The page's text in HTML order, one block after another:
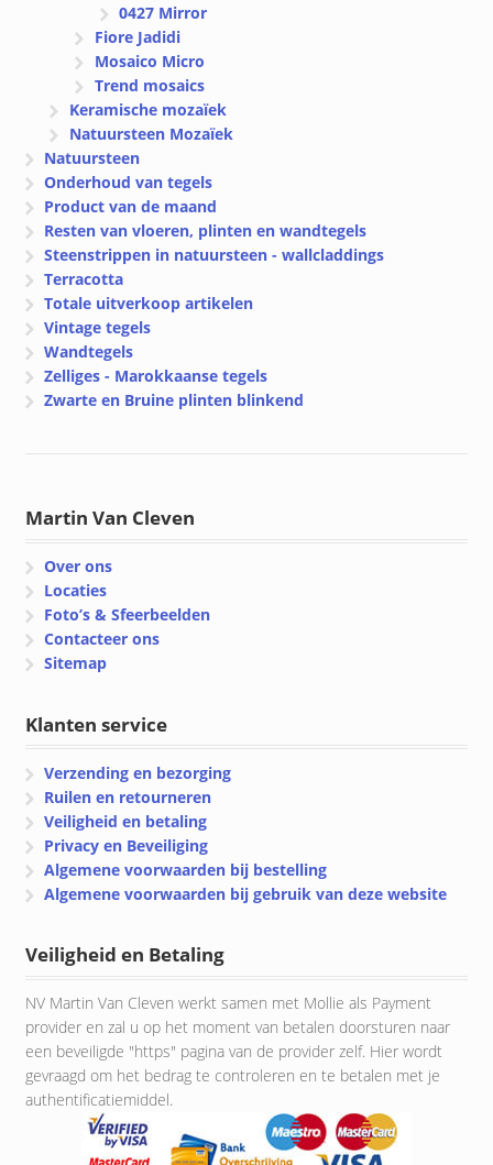
0427 Mirror
Fiore Jadidi
Mosaico Micro
Trend mosaics
Keramische mozaïek
Natuursteen Mozaïek
Natuursteen
Onderhoud van tegels
Product van de maand
Resten van vloeren, plinten en wandtegels
Steenstrippen in natuursteen - wallcladdings
Terracotta
Totale uitverkoop artikelen
Vintage tegels
Wandtegels
Zelliges - Marokkaanse tegels
Zwarte en Bruine plinten blinkend
Martin Van Cleven
Over ons
Locaties
Foto’s & Sfeerbeelden
Contacteer ons
Sitemap
Klanten service
Verzending en bezorging
Ruilen en retourneren
Veiligheid en betaling
Privacy en Beveiliging
Algemene voorwaarden bij bestelling
Algemene voorwaarden bij gebruik van deze website
Veiligheid en Betaling
NV Martin Van Cleven werkt samen met Mollie als Payment
provider en zal u op het moment van betalen doorsturen naar
een beveiligde "https" pagina van de provider zelf. Hier wordt
gevraagd om het bedrag te controleren en te betalen met je
authentificatiemiddel.